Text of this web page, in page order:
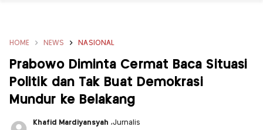
HOME NEWS NASIONAL
Prabowo Diminta Cermat Baca Situasi
Politik dan Tak Buat Demokrasi
Mundur ke Belakang
Khafid Mardiyansyah ,Jurnalis